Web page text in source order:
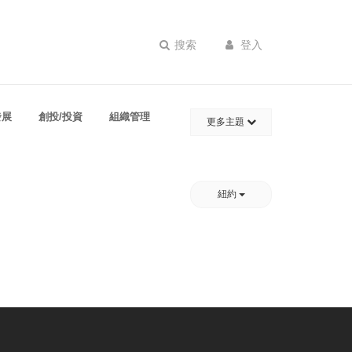
搜索 登入
創投/投資 組織管理 更多主題
紐約